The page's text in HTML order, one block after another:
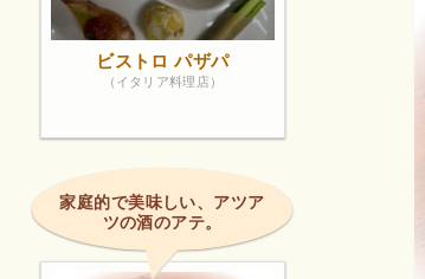
ビストロ パザパ
（イタリア料理店）
家庭的で美味しい、アツア
ツの酒のアテ。